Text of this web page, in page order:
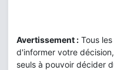
Avertissement : Tous
d'informer votre
seuls à pouvoir décider